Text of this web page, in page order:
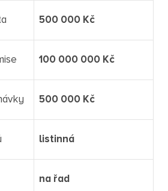
500 000 Kč
100 000 000 Kč
500 000 Kč
listinná
na řad